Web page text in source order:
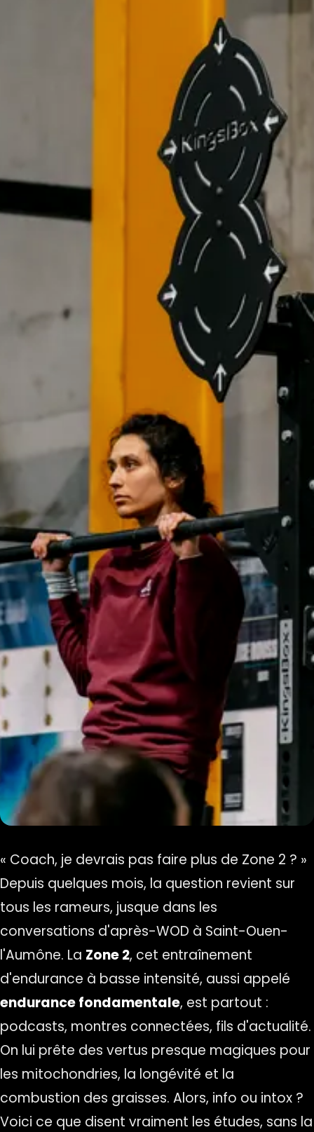
« Coach, je devrais pas faire plus de Zone 2 ? »
Depuis quelques mois, la question revient sur
tous les rameurs, jusque dans les
conversations d'après-WOD à Saint-Ouen-
l'Aumône. La Zone 2, cet entraînement
d'endurance à basse intensité, aussi appelé
endurance fondamentale, est partout :
podcasts, montres connectées, fils d'actualité.
On lui prête des vertus presque magiques pour
les mitochondries, la longévité et la
combustion des graisses. Alors, info ou intox ?
Voici ce que disent vraiment les études, sans la